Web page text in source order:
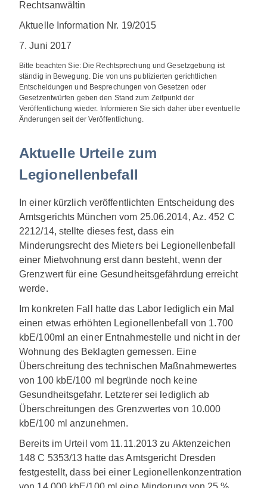
Rechtsanwältin
Aktuelle Information Nr. 19/2015
7. Juni 2017
Bitte beachten Sie: Die Rechtsprechung und Gesetzgebung ist
ständig in Bewegung. Die von uns publizierten gerichtlichen
Entscheidungen und Besprechungen von Gesetzen oder
Gesetzentwürfen geben den Stand zum Zeitpunkt der
Veröffentlichung wieder. Informieren Sie sich daher über eventuelle
Änderungen seit der Veröffentlichung.
Aktuelle Urteile zum
Legionellenbefall
In einer kürzlich veröffentlichten Entscheidung des
Amtsgerichts München vom 25.06.2014, Az. 452 C
2212/14, stellte dieses fest, dass ein
Minderungsrecht des Mieters bei Legionellenbefall
einer Mietwohnung erst dann besteht, wenn der
Grenzwert für eine Gesundheitsgefährdung erreicht
werde.
Im konkreten Fall hatte das Labor lediglich ein Mal
einen etwas erhöhten Legionellenbefall von 1.700
kbE/100ml an einer Entnahmestelle und nicht in der
Wohnung des Beklagten gemessen. Eine
Überschreitung des technischen Maßnahmewertes
von 100 kbE/100 ml begründe noch keine
Gesundheitsgefahr. Letzterer sei lediglich ab
Überschreitungen des Grenzwertes von 10.000
kbE/100 ml anzunehmen.
Bereits im Urteil vom 11.11.2013 zu Aktenzeichen
148 C 5353/13 hatte das Amtsgericht Dresden
festgestellt, dass bei einer Legionellenkonzentration